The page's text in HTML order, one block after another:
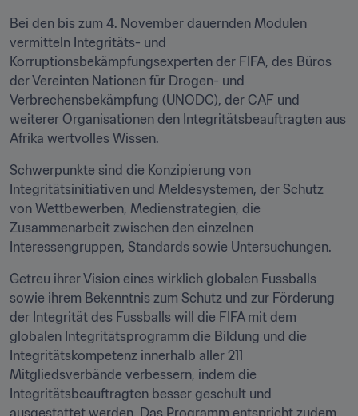
Bei den bis zum 4. November dauernden Modulen
vermitteln Integritäts- und
Korruptionsbekämpfungsexperten der FIFA, des Büros
der Vereinten Nationen für Drogen- und
Verbrechensbekämpfung (UNODC), der CAF und
weiterer Organisationen den Integritätsbeauftragten aus
Afrika wertvolles Wissen.
Schwerpunkte sind die Konzipierung von
Integritätsinitiativen und Meldesystemen, der Schutz
von Wettbewerben, Medienstrategien, die
Zusammenarbeit zwischen den einzelnen
Interessengruppen, Standards sowie Untersuchungen.
Getreu ihrer Vision eines wirklich globalen Fussballs
sowie ihrem Bekenntnis zum Schutz und zur Förderung
der Integrität des Fussballs will die FIFA mit dem
globalen Integritätsprogramm die Bildung und die
Integritätskompetenz innerhalb aller 211
Mitgliedsverbände verbessern, indem die
Integritätsbeauftragten besser geschult und
ausgestattet werden. Das Programm entspricht zudem